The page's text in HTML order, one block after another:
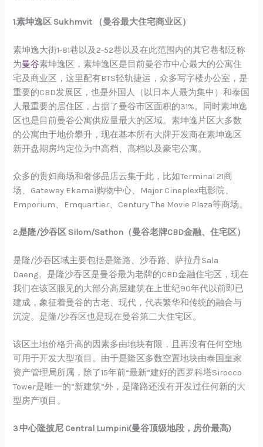
1.素坤逸区 Sukhmvit （曼谷最大住宅商业区）
素坤逸大街1-81巷以及2-52巷以及在此范围内的其它巷都泛称
为曼谷素坤逸区，素坤逸区是目前曼谷市中心最大的公寓住
宅及商业区，这里配有BTS轻轨捷运，众多写字楼办公室，是
重要的CBD发展区，也是外国人（以日本人最为集中）和泰国
人最重要的居住区，占据了曼谷市区面积的31%。同时素坤逸
区也是目前曼谷公寓供应量最大的区域。素坤逸片区大多数
的公寓由于地价攀升，现在基本所有大牌开发商在素坤逸区
新开盘期房均定位为中高档、高档以及豪宅公寓。
众多的贵妇商场和奢侈品店云集于此，比如Terminal 21商
场、Gateway Ekamai购物中心、Major Cineplex电影院、
Emporium、Emquartier、Century The Movie Plaza等商场。
2.是隆/沙吞区 Silom/Sathon（曼谷老牌CBD金融、住宅区）
是隆/沙吞区域主要包括是隆路、沙吞路、萨拉丹Sala
Daeng。是隆沙吞区是曼谷最为老牌的CBD金融住宅区，现在
我们在该区眼见的大部分高层建筑在上世纪90年代以前即已
建成，象征着曼谷的古老、现代，代表繁华和传统的融合与
沉淀。是隆/沙吞区也是现在曼谷第二大住宅区。
该区土地价格升高的因素多由地块有限，且再没有任何空地
可用于开发大型项目。由于是隆区多数空置地块由泰国皇家
资产管理局所属，除了15年前“最新”建好的西罗科塔Sirocco
Tower是唯一的”新建筑”外，是隆路还没有开发过任何新的大
型房产项目。
3.中心隆披尼 Central Lumpini(曼谷顶级地段，房价最高)